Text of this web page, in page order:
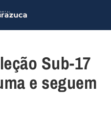
Sub-17
e seguem